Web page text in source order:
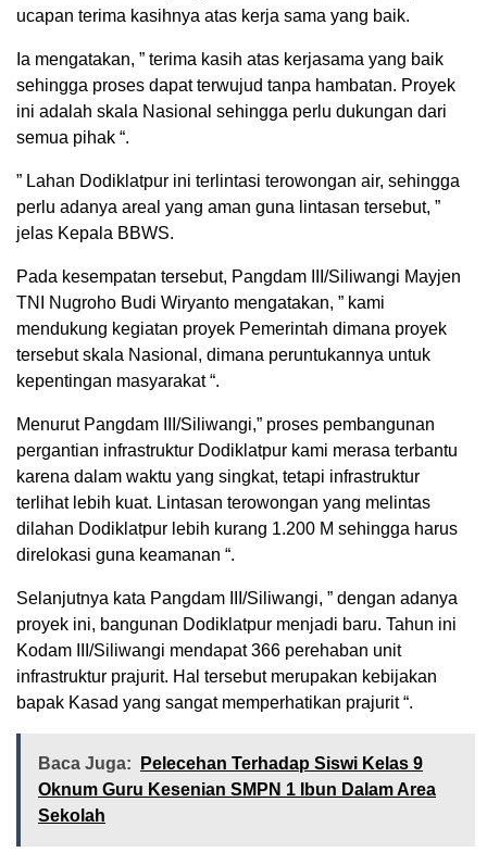
ucapan terima kasihnya atas kerja sama yang baik.
Ia mengatakan, ” terima kasih atas kerjasama yang baik
sehingga proses dapat terwujud tanpa hambatan. Proyek
ini adalah skala Nasional sehingga perlu dukungan dari
semua pihak “.
” Lahan Dodiklatpur ini terlintasi terowongan air, sehingga
perlu adanya areal yang aman guna lintasan tersebut, ”
jelas Kepala BBWS.
Pada kesempatan tersebut, Pangdam III/Siliwangi Mayjen
TNI Nugroho Budi Wiryanto mengatakan, ” kami
mendukung kegiatan proyek Pemerintah dimana proyek
tersebut skala Nasional, dimana peruntukannya untuk
kepentingan masyarakat “.
Menurut Pangdam III/Siliwangi,” proses pembangunan
pergantian infrastruktur Dodiklatpur kami merasa terbantu
karena dalam waktu yang singkat, tetapi infrastruktur
terlihat lebih kuat. Lintasan terowongan yang melintas
dilahan Dodiklatpur lebih kurang 1.200 M sehingga harus
direlokasi guna keamanan “.
Selanjutnya kata Pangdam III/Siliwangi, ” dengan adanya
proyek ini, bangunan Dodiklatpur menjadi baru. Tahun ini
Kodam III/Siliwangi mendapat 366 perehaban unit
infrastruktur prajurit. Hal tersebut merupakan kebijakan
bapak Kasad yang sangat memperhatikan prajurit “.
Baca Juga:
Pelecehan Terhadap Siswi Kelas 9
Oknum Guru Kesenian SMPN 1 Ibun Dalam Area
Sekolah